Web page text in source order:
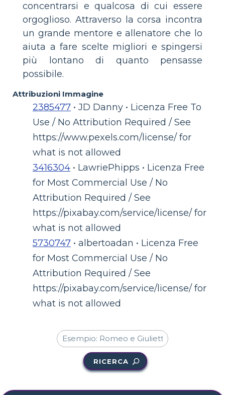
concentrarsi e qualcosa di cui essere
orgoglioso. Attraverso la corsa incontra
un grande mentore e allenatore che lo
aiuta a fare scelte migliori e spingersi
più lontano di quanto pensasse
possibile.
Attribuzioni Immagine
2385477 • JD Danny • Licenza Free To
Use / No Attribution Required / See
https://www.pexels.com/license/ for
what is not allowed
3416304 • LawriePhipps • Licenza Free
for Most Commercial Use / No
Attribution Required / See
https://pixabay.com/service/license/ for
what is not allowed
5730747 • albertoadan • Licenza Free
for Most Commercial Use / No
Attribution Required / See
https://pixabay.com/service/license/ for
what is not allowed
RICERCA